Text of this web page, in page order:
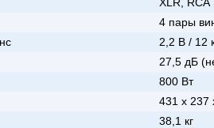
4 пары
2,2 В / 12
27,5 дБ
800 Вт
431 x 237
38,1 кг